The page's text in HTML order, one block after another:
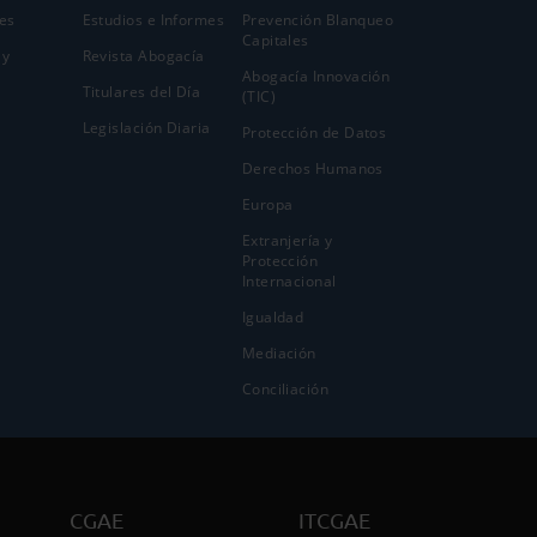
Estudios e Informes
Revista Abogacía
Titulares del Día
Legislación Diaria
Prevención Blanqueo
Capitales
Abogacía Innovación
(TIC)
Protección de Datos
Derechos Humanos
Europa
Extranjería y
Protección
Internacional
Igualdad
Mediación
Conciliación
CGAE ITCGAE